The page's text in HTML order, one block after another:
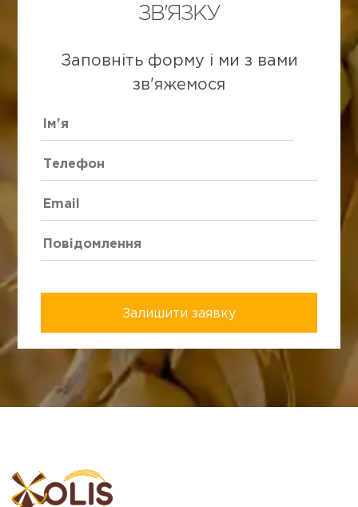
ЗВ'ЯЗКУ
Заповніть форму і ми з вами
зв'яжемося